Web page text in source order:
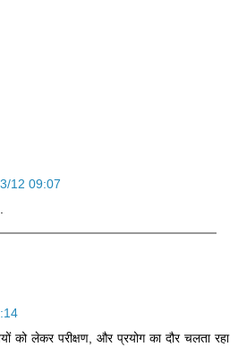
12 09:07
को लेकर परीक्षण, और प्रयोग का दौर चलता रहा